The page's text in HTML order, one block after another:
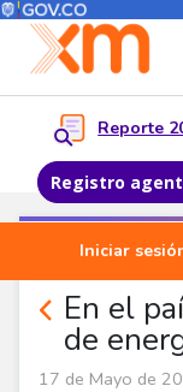
Pasar al contenido
Menú del Usuario
Reporte
Registro
Iniciar
En el
de
Comunicados
17 de Mayo de